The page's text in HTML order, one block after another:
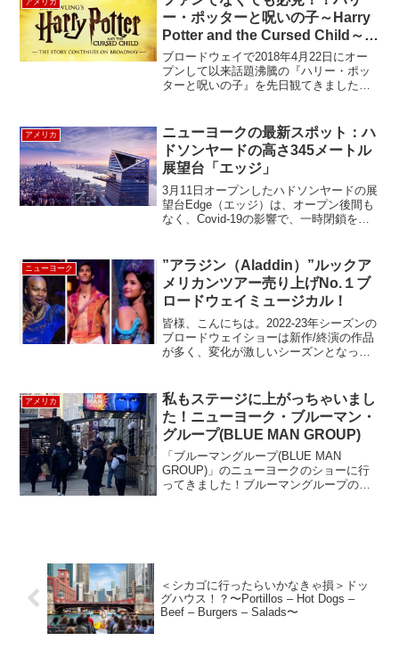
のステー...
ー・ポッターと呪いの子～Harry
Potter and the Cursed Child～
2019年観劇レポート
ブロードウェイで2018年4月22日にオー
プンして以来話題沸騰の『ハリー・ポッ
ターと呪いの子』を先日観てきました。
てきたようで、ファンにはうれしいニュ
ース！場所はタイ...
アメリカ
ニューヨークの最新スポット：ハ
ドソンヤードの高さ345メートル
展望台「エッジ」
3月11日オープンしたハドソンヤードの展
望台Edge（エッジ）は、オープン後間も
なく、Covid-19の影響で、一時閉鎖をし
はニューヨークの最新スポット、エッジ
を徹...
ニューヨーク
”アラジン（Aladdin）”ルックア
メリカンツアー売り上げNo.１ブ
ロードウェイミュージカル！
皆様、こんにちは。2022-23年シーズンの
ブロードウェイショーは新作/終演の作品
が多く、変化が激しいシーズンとなって
ルは何だったかおわかりですか？🤔正解
は”アラ...
アメリカ
私もステージに上がっちゃいまし
た！ニューヨーク・ブルーマン・
グループ(BLUE MAN GROUP)
「ブルーマングループ(BLUE MAN
GROUP)」のニューヨークのショーに行
ってきました！ブルーマングループのシ
＜シカゴに行ったらいかなきゃ損＞ドッ
グハウス！？〜Portillos – Hot Dogs –
Beef – Burgers – Salads〜